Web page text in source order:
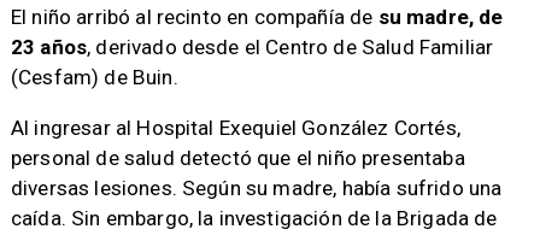
El niño arribó al recinto en compañía de su madre, de
23 años, derivado desde el Centro de Salud Familiar
(Cesfam) de Buin.
Al ingresar al Hospital Exequiel González Cortés,
personal de salud detectó que el niño presentaba
diversas lesiones. Según su madre, había sufrido una
caída. Sin embargo, la investigación de la Brigada de